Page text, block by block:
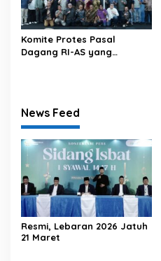
Komite Protes Pasal
Dagang RI-AS yang
News Feed
Resmi, Lebaran 2026 Jatuh
21 Maret